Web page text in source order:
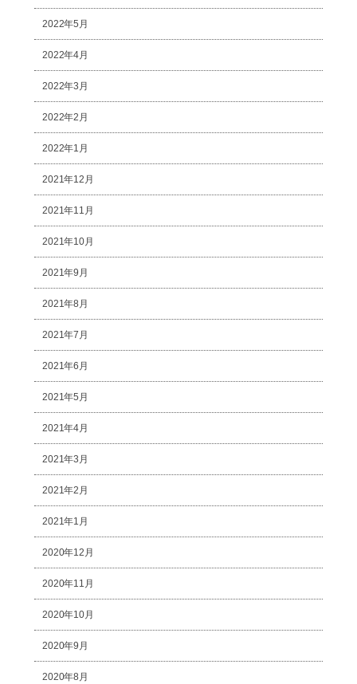
2022年5月
2022年4月
2022年3月
2022年2月
2022年1月
2021年12月
2021年11月
2021年10月
2021年9月
2021年8月
2021年7月
2021年6月
2021年5月
2021年4月
2021年3月
2021年2月
2021年1月
2020年12月
2020年11月
2020年10月
2020年9月
2020年8月